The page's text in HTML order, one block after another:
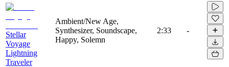
Stellar
Voyage
Lightning
Traveler
Ambient/New Age,
Synthesizer, Soundscape,
Happy, Solemn
2:33 -